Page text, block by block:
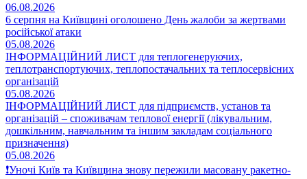
06.08.2026
6 серпня на Київщині оголошено День жалоби за жертвами
російської атаки
05.08.2026
ІНФОРМАЦІЙНИЙ ЛИСТ для теплогенеруючих,
теплотранспортуючих, теплопостачальних та теплосервісних
організацій
05.08.2026
ІНФОРМАЦІЙНИЙ ЛИСТ для підприємств, установ та
організацій – споживачам теплової енергії (лікувальним,
дошкільним, навчальним та іншим закладам соціального
призначення)
05.08.2026
❗️Уночі Київ та Київщина знову пережили масовану ракетно-